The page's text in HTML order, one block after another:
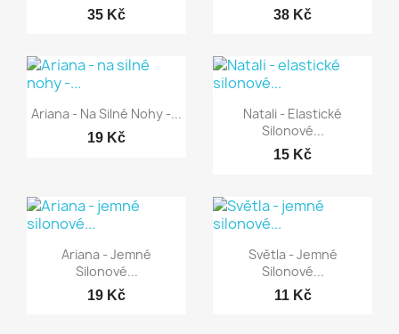
35 Kč 38 Kč
Rychlý náhled
Ariana - Na Silné Nohy -...
19 Kč
Rychlý náhled
Natali - Elastické
Silonové...
15 Kč
Rychlý náhled
Ariana - Jemné
Silonové...
19 Kč
Rychlý náhled
Světla - Jemné
Silonové...
11 Kč